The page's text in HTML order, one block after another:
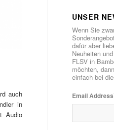
auch
in
Audio
UNSER
Wenn Sie
dafür aber
Neuheiten
FLSV in
möchten,
einfach bei
Email Address